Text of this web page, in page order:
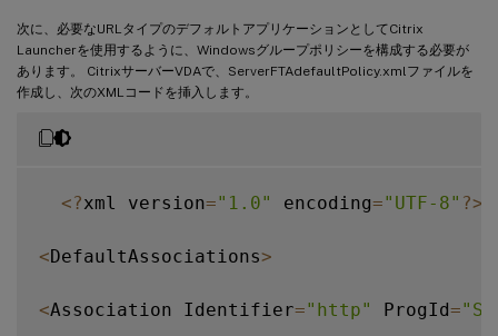
次に、必要なURLタイプのデフォルトアプリケーションとしてCitrix
Launcherを使用するように、Windowsグループポリシーを構成する必要が
あります。 CitrixサーバーVDAで、ServerFTAdefaultPolicy.xmlファイルを
作成し、次のXMLコードを挿入します。
<?xml version="1.0" encoding="UTF-8" ?>
<DefaultAssociations>
<Association Identifier="http" ProgId=